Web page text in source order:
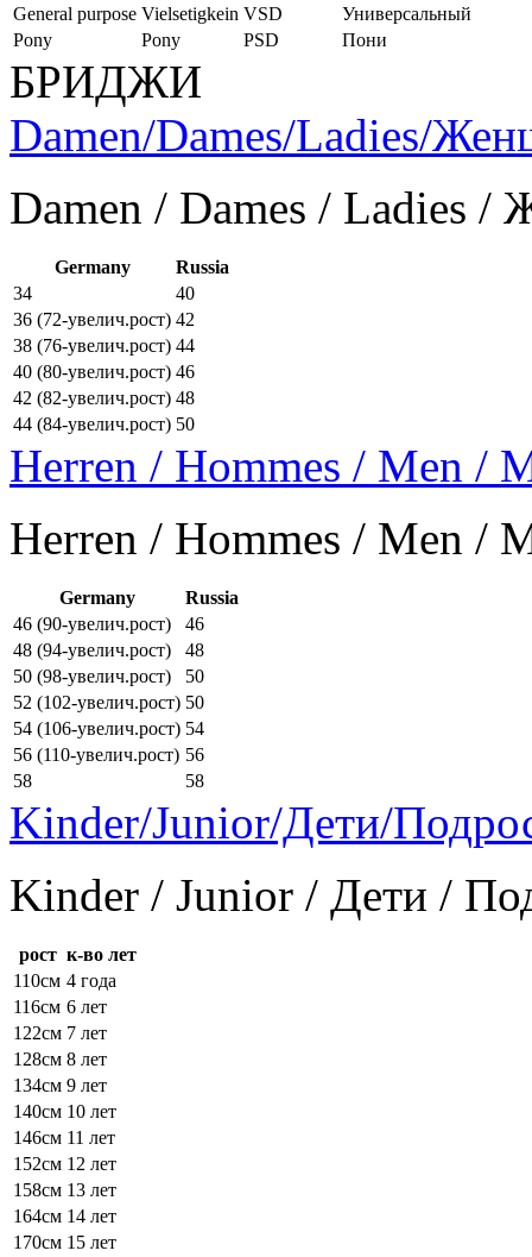
General purpose Vielsetigkein VSD
Универсальный
Pony
Pony PSD Пони
БРИДЖИ
Damen/Dames/Ladies/
Damen / Dames / Ladies
Germany
Russia
34
40
36 (72-увелич.рост) 42
38 (76-увелич.рост) 44
40 (80-увелич.рост) 46
42 (82-увелич.рост) 48
44 (84-увелич.рост) 50
Herren / Hommes / Men /
Herren / Hommes / Men /
Germany
Russia
46 (90-увелич.рост)
46
48 (94-увелич.рост)
48
50 (98-увелич.рост)
50
52 (102-увелич.рост) 50
54 (106-увелич.рост) 54
56 (110-увелич.рост) 56
58
58
Kinder/Junior/Дети/
Kinder / Junior / Дети /
рост к-во лет
110см 4 года
116см 6 лет
122см 7 лет
128см 8 лет
134см 9 лет
140см 10 лет
146см 11 лет
152см 12 лет
158см 13 лет
164см 14 лет
170см 15 лет